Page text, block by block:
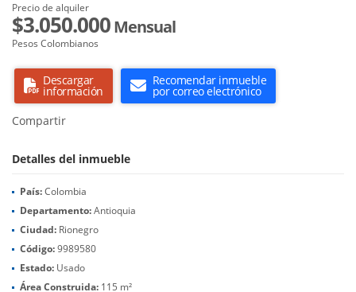
Precio de alquiler
$3.050.000Mensual
Pesos Colombianos
Descargar
información
Recomendar inmueble
por correo electrónico
Compartir
Detalles del inmueble
País:Colombia
Departamento:Antioquia
Ciudad: Rionegro
Código:9989580
Estado: Usado
Área Construida: 115 m²